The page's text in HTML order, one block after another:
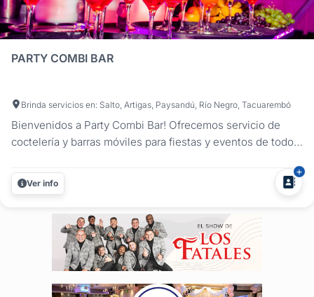
PARTY COMBI BAR
Brinda servicios en: Salto, Artigas, Paysandú, Río Negro, Tacuarembó
Bienvenidos a Party Combi Bar! Ofrecemos servicio de
coctelería y barras móviles para fiestas y eventos de todo
siguientes departamentos: Salto, Artigas, Paysandú y Río
Negro. Nuestro servicio es garantía de éxito para su
Ver info